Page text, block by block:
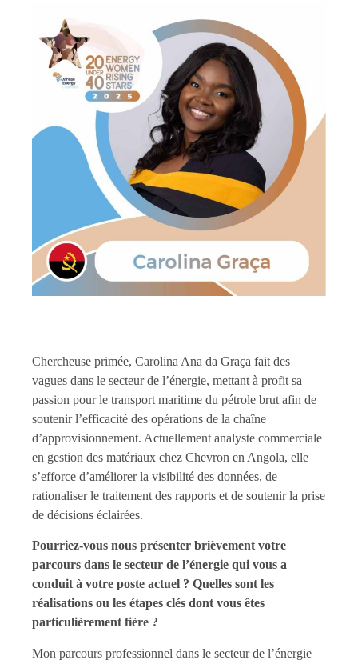
Chercheuse primée, Carolina Ana da Graça fait des
vagues dans le secteur de l’énergie, mettant à profit sa
passion pour le transport maritime du pétrole brut afin de
soutenir l’efficacité des opérations de la chaîne
d’approvisionnement. Actuellement analyste commerciale
en gestion des matériaux chez Chevron en Angola, elle
s’efforce d’améliorer la visibilité des données, de
rationaliser le traitement des rapports et de soutenir la prise
de décisions éclairées.
Pourriez-vous nous présenter brièvement votre
parcours dans le secteur de l’énergie qui vous a
conduit à votre poste actuel ? Quelles sont les
réalisations ou les étapes clés dont vous êtes
particulièrement fière ?
Mon parcours professionnel dans le secteur de l’énergie